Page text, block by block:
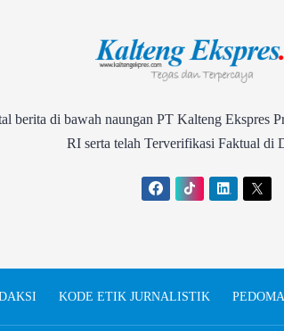
berita di bawah naungan PT Kalteng Ekspres
RI serta telah Terverifikasi Faktual di
KODE ETIK JURNALISTIK